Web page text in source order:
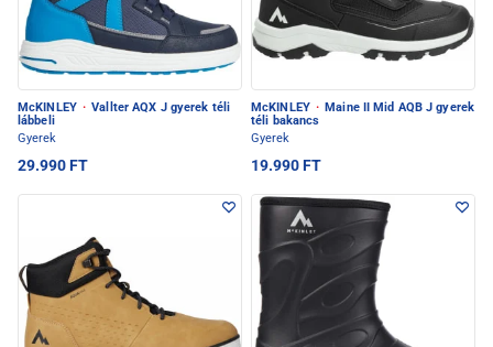
McKINLEY · Vallter AQX J gyerek téli
lábbeli
Gyerek
29.990 FT
McKINLEY · Maine II Mid AQB J gyerek
téli bakancs
Gyerek
19.990 FT